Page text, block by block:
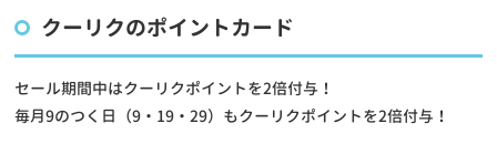
クーリクのポイントカード
セール期間中はクーリクポイントを2倍付与！
毎月9のつく日（9・19・29）もクーリクポイントを2倍付与！